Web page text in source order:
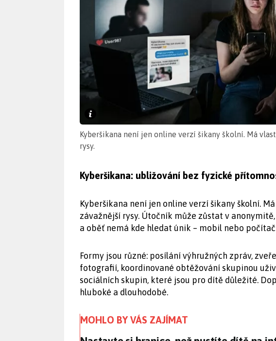
Kyberšikana není jen online verzí šikany školní. Má
rysy.
Kyberšikana: ubližování bez fyzické
Kyberšikana není jen online verzí šikany školní.
závažnější rysy. Útočník může zůstat v
a oběť nemá kde hledat únik – mobil nebo
Formy jsou různé: posílání výhružných zpráv,
fotografií, koordinované obtěžování skupinou
sociálních skupin, které jsou pro dítě důležité.
hluboké a dlouhodobé.
MOHLO BY VÁS ZAJÍMAT